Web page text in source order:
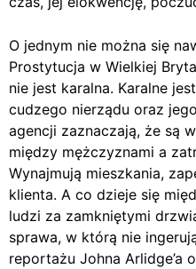
O jednym nie można się
Prostytucja w Wielkiej
nie jest karalna. Karalne
cudzego nierządu oraz
agencji zaznaczają, że są
między mężczyznami a
Wynajmują mieszkania,
klienta. A co dzieje się
ludzi za zamkniętymi
sprawa, w którą nie
reportażu Johna Arlidge’a